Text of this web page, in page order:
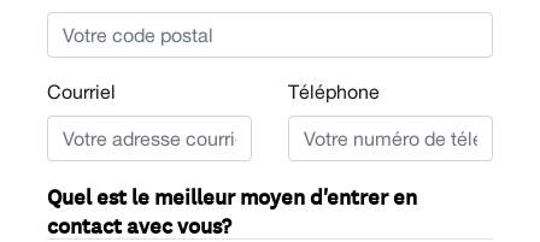
Courriel Téléphone
Quel est le meilleur moyen d'entrer en
contact avec vous?